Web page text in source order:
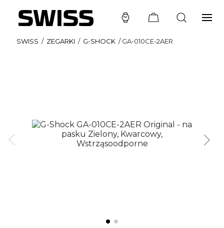
SWISS / ZEGARKI / G-SHOCK /GA-010CE-2AER